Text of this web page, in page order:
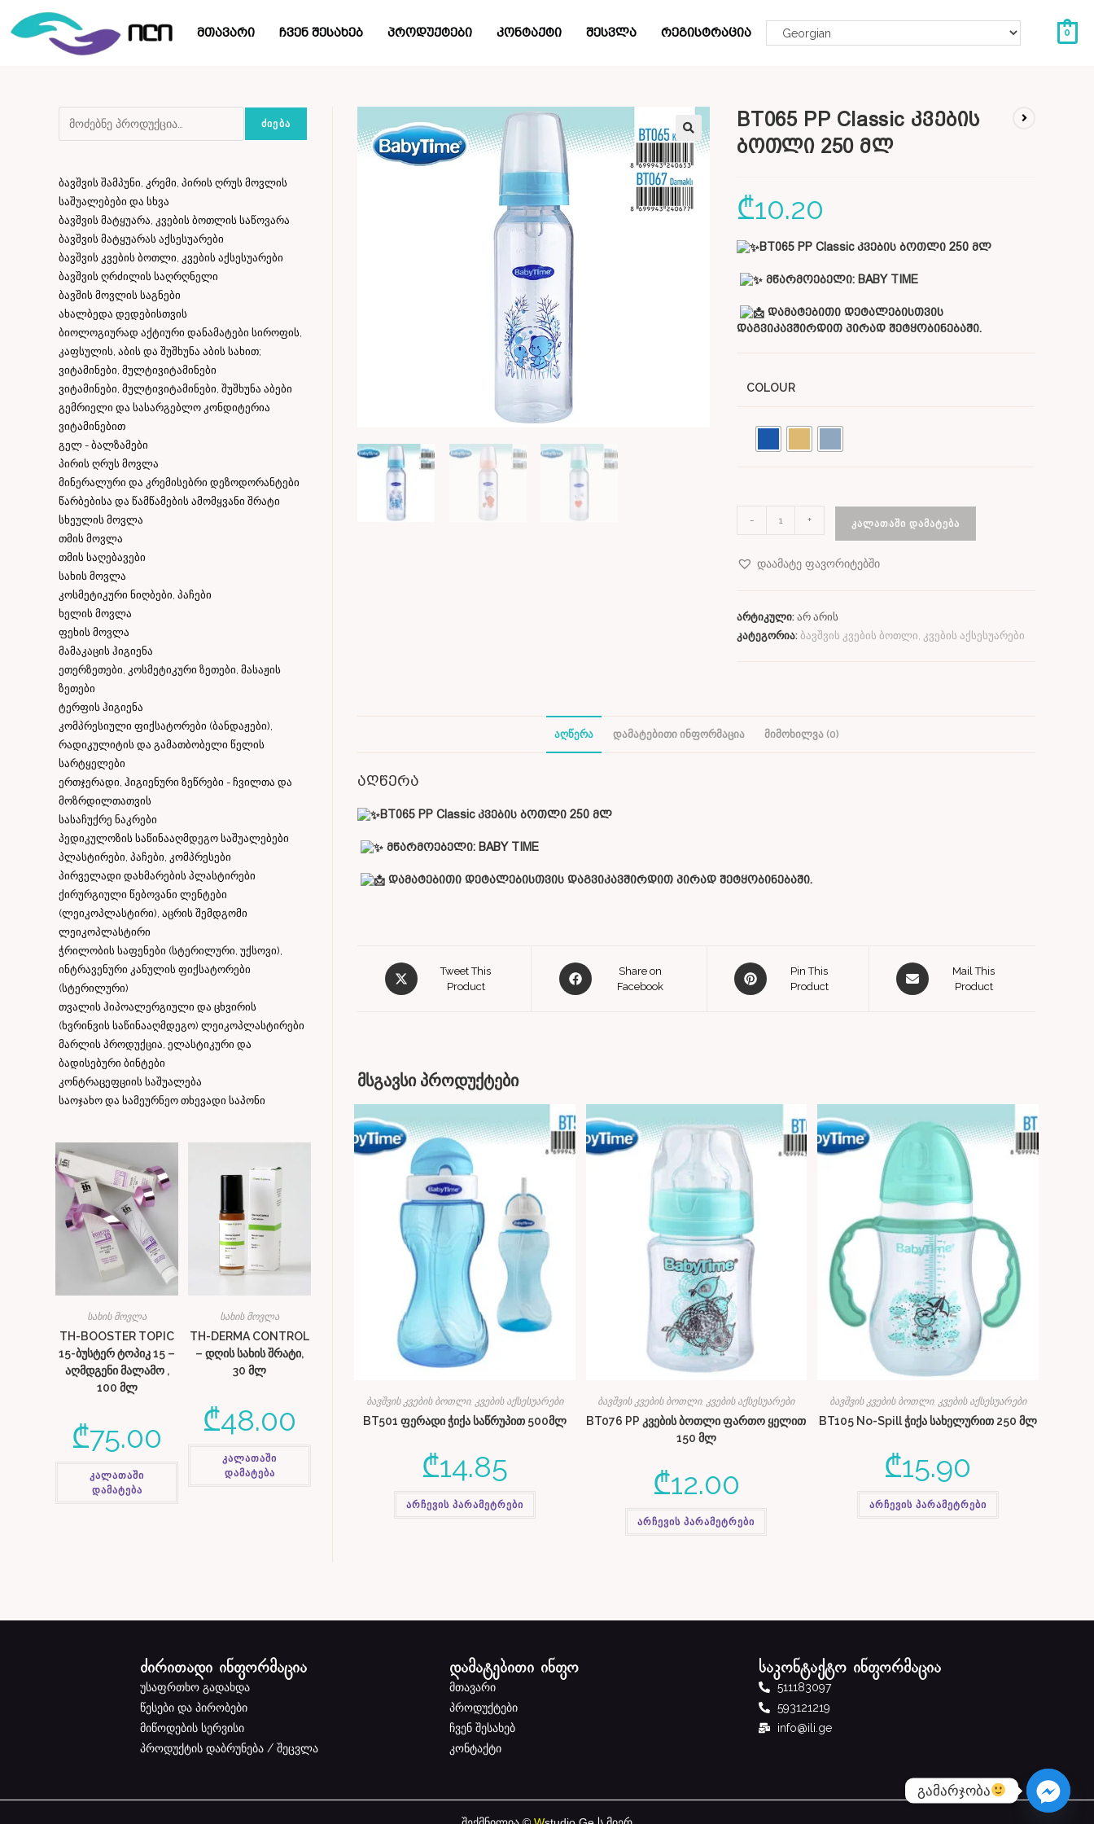
მთავარი ჩვენ შესახებ პროდუქტები კონტაქტი შესვლა რეგისტრაცია 0
BT065 PP Classic კვების
ბოთლი 250 მლ
₾10.20
BT065 PP Classic კვების ბოთლი 250 მლ
მწარმოებელი: BABY TIME
დამატებითი დეტალებისთვის
დაგვიკავშირდით პირად შეტყობინებაში.
COLOUR
- + ᲙᲐᲚᲐᲗᲐᲨᲘ ᲓᲐᲛᲐᲢᲔᲑᲐ
დაამატე ფავორიტებში
არტიკული:არ არის
კატეგორია:ბავშვის კვების ბოთლი, კვების აქსესუარები
ᲐᲦᲬᲔᲠᲐ ᲓᲐᲛᲐᲢᲔᲑᲘᲗᲘ ᲘᲜᲤᲝᲠᲛᲐᲪᲘᲐ ᲛᲘᲛᲝᲮᲘᲚᲕᲐ (0)
აღწერა
BT065 PP Classic კვების ბოთლი 250 მლ
მწარმოებელი: BABY TIME
დამატებითი დეტალებისთვის დაგვიკავშირდით პირად შეტყობინებაში.
Tweet This
Product
Share on
Facebook
Pin This
Product
Mail This
Product
მსგავსი პროდუქტები
ბავშვის კვების ბოთლი, კვების აქსესუარები
BT501 ფერადი ჭიქა საწრუპით 500მლ
₾14.85
არჩევის პარამეტრები
ბავშვის კვების ბოთლი, კვების აქსესუარები
BT076 PP კვების ბოთლი ფართო ყელით
150 მლ
₾12.00
არჩევის პარამეტრები
ბავშვის კვების ბოთლი, კვების აქსესუარები
BT105 No-Spill ჭიქა სახელურით 250 მლ
₾15.90
არჩევის პარამეტრები
ᲫᲘᲔᲑᲐ
ბავშვის შამპუნი, კრემი, პირის ღრუს მოვლის
საშუალებები და სხვა
ბავშვის მატყუარა, კვების ბოთლის საწოვარა
ბავშვის მატყუარას აქსესუარები
ბავშვის კვების ბოთლი, კვების აქსესუარები
ბავშვის ღრძილის საღრღნელი
ბავშის მოვლის საგნები
ახალბედა დედებისთვის
ბიოლოგიურად აქტიური დანამატები სიროფის,
კაფსულის, აბის და შუშხუნა აბის სახით;
ვიტამინები, მულტივიტამინები
ვიტამინები, მულტივიტამინები, შუშხუნა აბები
გემრიელი და სასარგებლო კონდიტერია
ვიტამინებით
გელ - ბალზამები
პირის ღრუს მოვლა
მინერალური და კრემისებრი დეზოდორანტები
წარბებისა და წამწამების ამომყვანი შრატი
სხეულის მოვლა
თმის მოვლა
თმის საღებავები
სახის მოვლა
კოსმეტიკური ნიღბები, პაჩები
ხელის მოვლა
ფეხის მოვლა
მამაკაცის ჰიგიენა
ეთერზეთები, კოსმეტიკური ზეთები, მასაჟის
ზეთები
ტერფის ჰიგიენა
კომპრესიული ფიქსატორები (ბანდაჟები),
რადიკულიტის და გამათბობელი წელის
სარტყელები
ერთჯერადი, ჰიგიენური ზეწრები - ჩვილთა და
მოზრდილთათვის
სასაჩუქრე ნაკრები
პედიკულოზის საწინააღმდეგო საშუალებები
პლასტირები, პაჩები, კომპრესები
პირველადი დახმარების პლასტირები
ქირურგიული წებოვანი ლენტები
(ლეიკოპლასტირი), აცრის შემდგომი
ლეიკოპლასტირი
ჭრილობის საფენები (სტერილური, უქსოვი),
ინტრავენური კანულის ფიქსატორები
(სტერილური)
თვალის ჰიპოალერგიული და ცხვირის
(ხვრინვის საწინააღმდეგო) ლეიკოპლასტირები
მარლის პროდუქცია, ელასტიკური და
ბადისებური ბინტები
კონტრაცეფციის საშუალება
საოჯახო და სამეურნეო თხევადი საპონი
სახის მოვლა
TH-BOOSTER TOPIC
15-ბუსტერ ტოპიკ 15 –
აღმდგენი მალამო ,
100 მლ
₾75.00
კალათაში
დამატება
სახის მოვლა
TH-DERMA CONTROL
– დღის სახის შრატი,
30 მლ
₾48.00
კალათაში
დამატება
ძირითადი ინფორმაცია
უსაფრთხო გადახდა
წესები და პირობები
მიწოდების სერვისი
პროდუქტის დაბრუნება / შეცვლა
დამატებითი ინფო
მთავარი
პროდუქტები
ჩვენ შესახებ
კონტაქტი
საკონტაქტო ინფორმაცია
511183097
593121219
info@ili.ge
გამარჯობა